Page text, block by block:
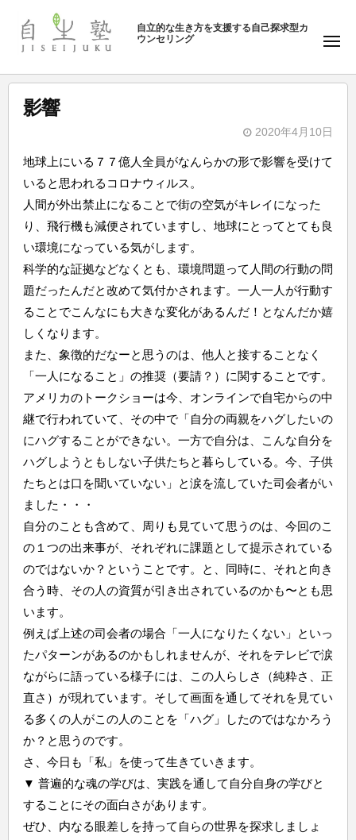
ン
自
塾
自立的な生き方を支援する自己探求型カ
ウンセリング
メ
ュ
ー
影響
2020年4月10日
y
自
生
塾
地球上にいる７７億人全員がなんらかの形で影響を受けて
いると思われるコロナウィルス。
人間が外出禁止になることで街の空気がキレイになった
り、飛行機も減便されていますし、地球にとってとても良
い環境になっている気がします。
科学的な証拠などなくとも、環境問題って人間の行動の問
題だったんだと改めて気付かされます。一人一人が行動す
ることでこんなにも大きな変化があるんだ！となんだか嬉
しくなります。
また、象徴的だなーと思うのは、他人と接することなく
「一人になること」の推奨（要請？）に関することです。
アメリカのトークショーは今、オンラインで自宅からの中
継で行われていて、その中で「自分の両親をハグしたいの
にハグすることができない。一方で自分は、こんな自分を
ハグしようともしない子供たちと暮らしている。今、子供
たちとは口を聞いていない」と涙を流していた司会者がい
ました・・・
自分のことも含めて、周りも見ていて思うのは、今回のこ
の１つの出来事が、それぞれに課題として提示されている
のではないか？ということです。と、同時に、それと向き
合う時、その人の資質が引き出されているのかも〜とも思
います。
例えば上述の司会者の場合「一人になりたくない」といっ
たパターンがあるのかもしれませんが、それをテレビで涙
ながらに語っている様子には、この人らしさ（純粋さ、正
直さ）が現れています。そして画面を通してそれを見てい
る多くの人がこの人のことを「ハグ」したのではなかろう
か？と思うのです。
さ、今日も「私」を使って生きていきます。
▼ 普遍的な魂の学びは、実践を通して自分自身の学びと
することにその面白さがあります。
ぜひ、内なる眼差しを持って自らの世界を探求しましょ